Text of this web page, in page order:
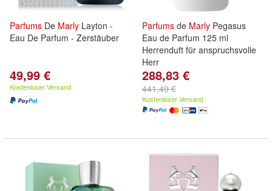
Parfums De Marly Layton -
Eau De Parfum - Zerstäuber
49,99 €
Kostenloser Versand
Parfums de Marly Pegasus
Eau de Parfum 125 ml
Herrenduft für anspruchsvolle
Herr
288,83 €
441,49 €
Kostenloser Versand